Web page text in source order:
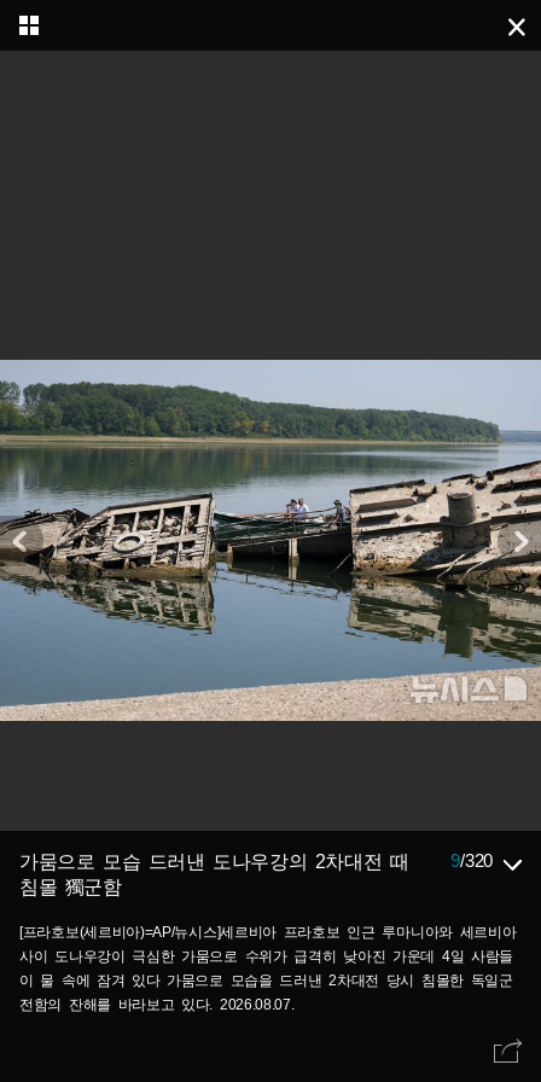
가뭄으로 모습 드러낸 도나우강의 2차대전 때
침몰 獨군함
9/320
[프라호보(세르비아)=AP/뉴시스]세르비아 프라호보 인근 루마니아와 세르비아
사이 도나우강이 극심한 가뭄으로 수위가 급격히 낮아진 가운데 4일 사람들
이 물 속에 잠겨 있다 가뭄으로 모습을 드러낸 2차대전 당시 침몰한 독일군
전함의 잔해를 바라보고 있다. 2026.08.07.